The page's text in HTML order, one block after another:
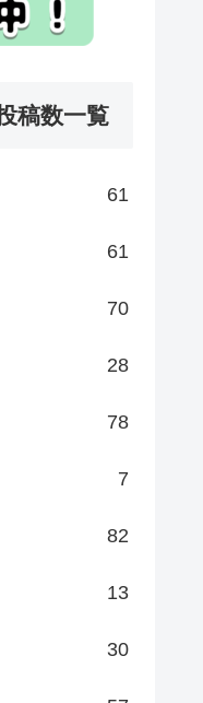
稿数一覧
61
61
70
28
78
7
82
13
30